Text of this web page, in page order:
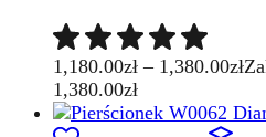
1,180.00zł – 1,380.00zł
1,380.00zł